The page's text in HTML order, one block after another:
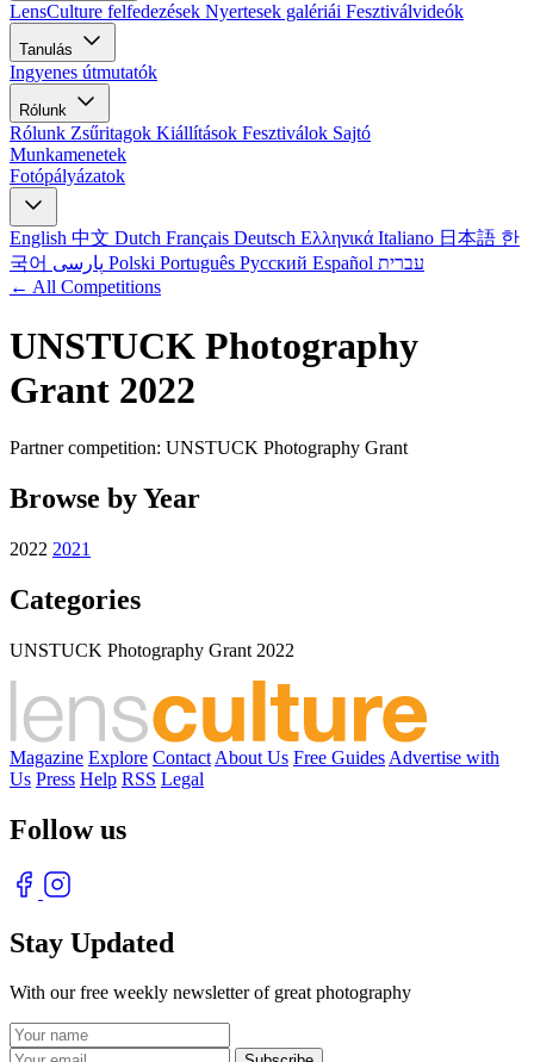
LensCulture felfedezések Nyertesek galériái Fesztiválvideók
Tanulás
Ingyenes útmutatók
Rólunk
Rólunk Zsűritagok Kiállítások Fesztiválok Sajtó
Munkamenetek
Fotópályázatok
English 中文 Dutch Français Deutsch Ελληνικά Italiano 日本語 한
국어
Polski Português Русский Español עברית
← All Competitions
UNSTUCK Photography
Grant 2022
Partner competition: UNSTUCK Photography Grant
Browse by Year
2022 2021
Categories
UNSTUCK Photography Grant 2022
Magazine Explore Contact About Us Free Guides Advertise with
Us Press Help RSS Legal
Follow us
Stay Updated
With our free weekly newsletter of great photography